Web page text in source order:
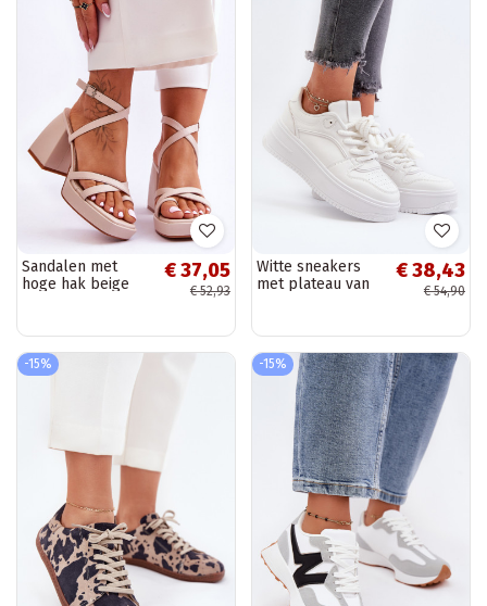
Sandalen met
hoge hak beige
€ 37,05
€ 52,93
Witte sneakers
met plateau van
€ 38,43
€ 54,90
-15% -15%